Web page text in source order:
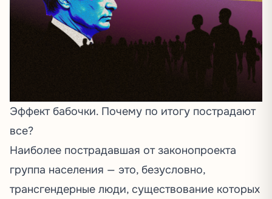
Эффект бабочки. Почему по итогу пострадают
все?
Наиболее пострадавшая от законопроекта
группа населения — это, безусловно,
трансгендерные люди, существование которых